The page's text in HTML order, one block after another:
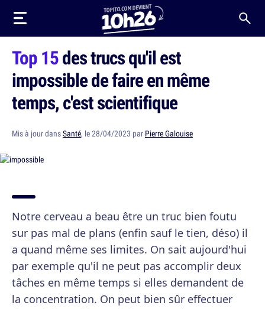
Top 15des trucs qu'il est
impossible de faire en même
temps, c'est scientifique
Mis à jour dansSanté, le 28/04/2023 par Pierre Galouise
Notre cerveau a beau être un truc bien foutu
sur pas mal de plans (enfin sauf le tien, déso) il
a quand même ses limites. On sait aujourd'hui
par exemple qu'il ne peut pas accomplir deux
tâches en même temps si elles demandent de
la concentration. On peut bien sûr effectuer